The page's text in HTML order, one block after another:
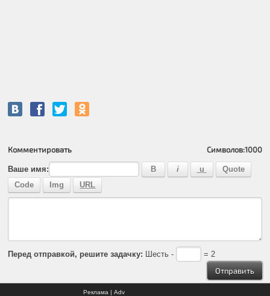
Комментировать Символов:1000
Ваше имя:
Перед отправкой, решите задачку: Шесть - = 2
Реклама | Adv